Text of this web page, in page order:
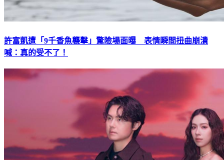
許富凱遭「9千香魚襲擊」驚險場面曝 表情瞬間扭曲崩潰
喊：真的受不了！